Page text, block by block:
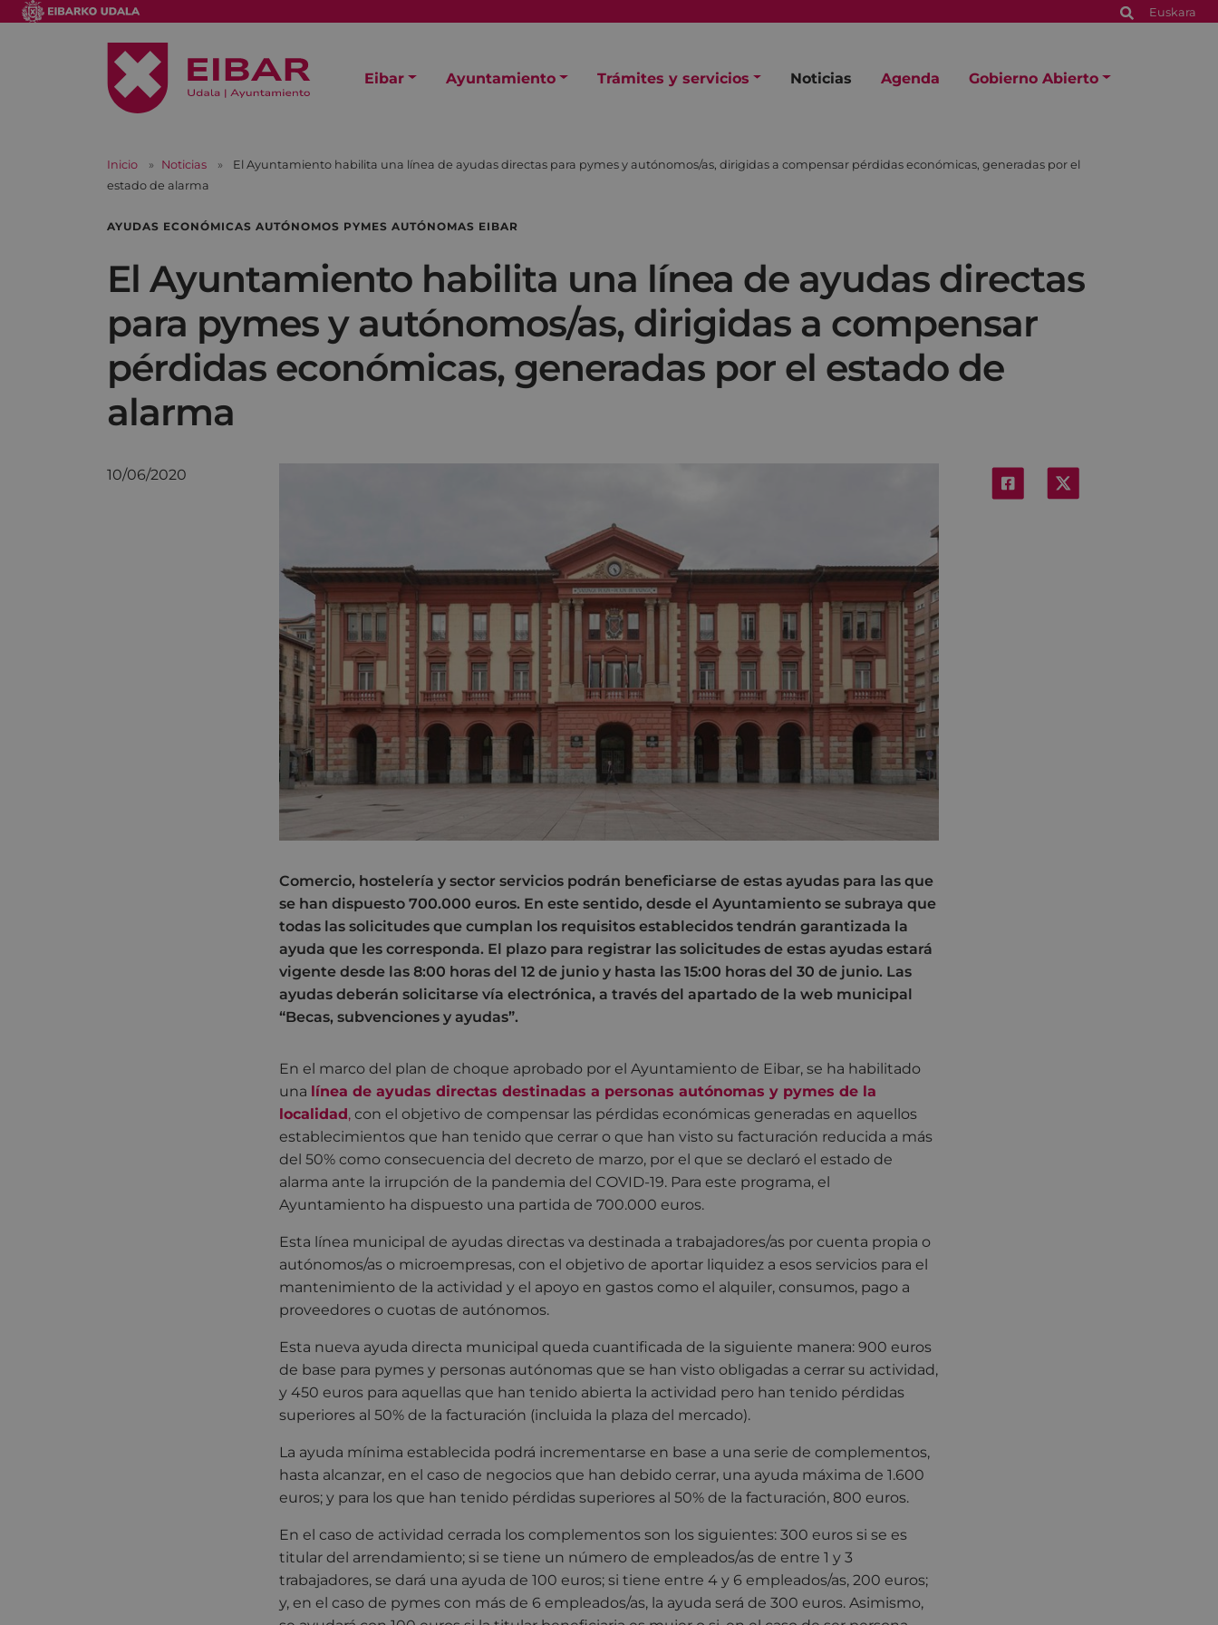
Euskara
Eibar Ayuntamiento Trámites y servicios Noticias Agenda Gobierno Abierto
Inicio Noticias
El Ayuntamiento habilita una línea de ayudas directas para pymes y autónomos/as, dirigidas a compensar pérdidas económicas, generadas por el
estado de alarma
AYUDAS ECONÓMICAS AUTÓNOMOS PYMES AUTÓNOMAS EIBAR
El Ayuntamiento habilita una línea de ayudas directas
para pymes y autónomos/as, dirigidas a compensar
pérdidas económicas, generadas por el estado de
alarma
10/06/2020
Comercio, hostelería y sector servicios podrán beneficiarse de estas ayudas para las que
se han dispuesto 700.000 euros. En este sentido, desde el Ayuntamiento se subraya que
todas las solicitudes que cumplan los requisitos establecidos tendrán garantizada la
ayuda que les corresponda. El plazo para registrar las solicitudes de estas ayudas estará
vigente desde las 8:00 horas del 12 de junio y hasta las 15:00 horas del 30 de junio. Las
ayudas deberán solicitarse vía electrónica, a través del apartado de la web municipal
“Becas, subvenciones y ayudas”.
En el marco del plan de choque aprobado por el Ayuntamiento de Eibar, se ha habilitado
una línea de ayudas directas destinadas a personas autónomas y pymes de la
localidad, con el objetivo de compensar las pérdidas económicas generadas en aquellos
establecimientos que han tenido que cerrar o que han visto su facturación reducida a más
del 50% como consecuencia del decreto de marzo, por el que se declaró el estado de
alarma ante la irrupción de la pandemia del COVID-19. Para este programa, el
Ayuntamiento ha dispuesto una partida de 700.000 euros.
Esta línea municipal de ayudas directas va destinada a trabajadores/as por cuenta propia o
autónomos/as o microempresas, con el objetivo de aportar liquidez a esos servicios para el
mantenimiento de la actividad y el apoyo en gastos como el alquiler, consumos, pago a
proveedores o cuotas de autónomos.
Esta nueva ayuda directa municipal queda cuantificada de la siguiente manera: 900 euros
de base para pymes y personas autónomas que se han visto obligadas a cerrar su actividad,
y 450 euros para aquellas que han tenido abierta la actividad pero han tenido pérdidas
superiores al 50% de la facturación (incluida la plaza del mercado).
La ayuda mínima establecida podrá incrementarse en base a una serie de complementos,
hasta alcanzar, en el caso de negocios que han debido cerrar, una ayuda máxima de 1.600
euros; y para los que han tenido pérdidas superiores al 50% de la facturación, 800 euros.
En el caso de actividad cerrada los complementos son los siguientes: 300 euros si se es
titular del arrendamiento; si se tiene un número de empleados/as de entre 1 y 3
trabajadores, se dará una ayuda de 100 euros; si tiene entre 4 y 6 empleados/as, 200 euros;
y, en el caso de pymes con más de 6 empleados/as, la ayuda será de 300 euros. Asimismo,